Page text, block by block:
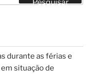
Pesquisar
durante as férias e
situação de